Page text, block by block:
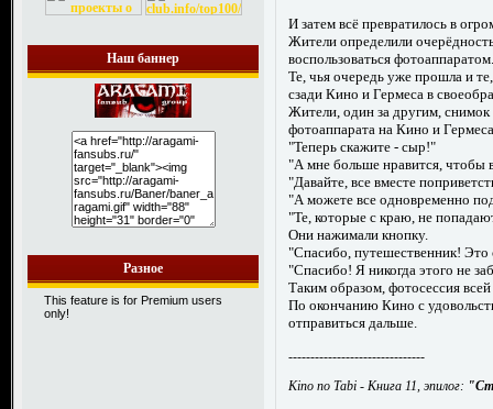
Наш баннер
Разное
This feature is for Premium users
only!
И затем всё превратилось в
Жители определили
воспользоваться
Те, чья очередь уже прошла и
сзади Кино и Гермеса в
Жители, один за другим, снимок
фотоаппарата на Кино и
"Теперь скажите - сыр!"
"А мне больше нравится, чтобы
"Давайте, все вместе
"А можете все одновременно
"Те, которые с краю, не
Они нажимали кнопку.
"Спасибо, путешественник!
"Спасибо! Я никогда этого не
Таким образом, фотосессия
По окончанию Кино с
отправиться дальше.
-------------------------------
Kino no Tabi - Книга 11, эпилог: